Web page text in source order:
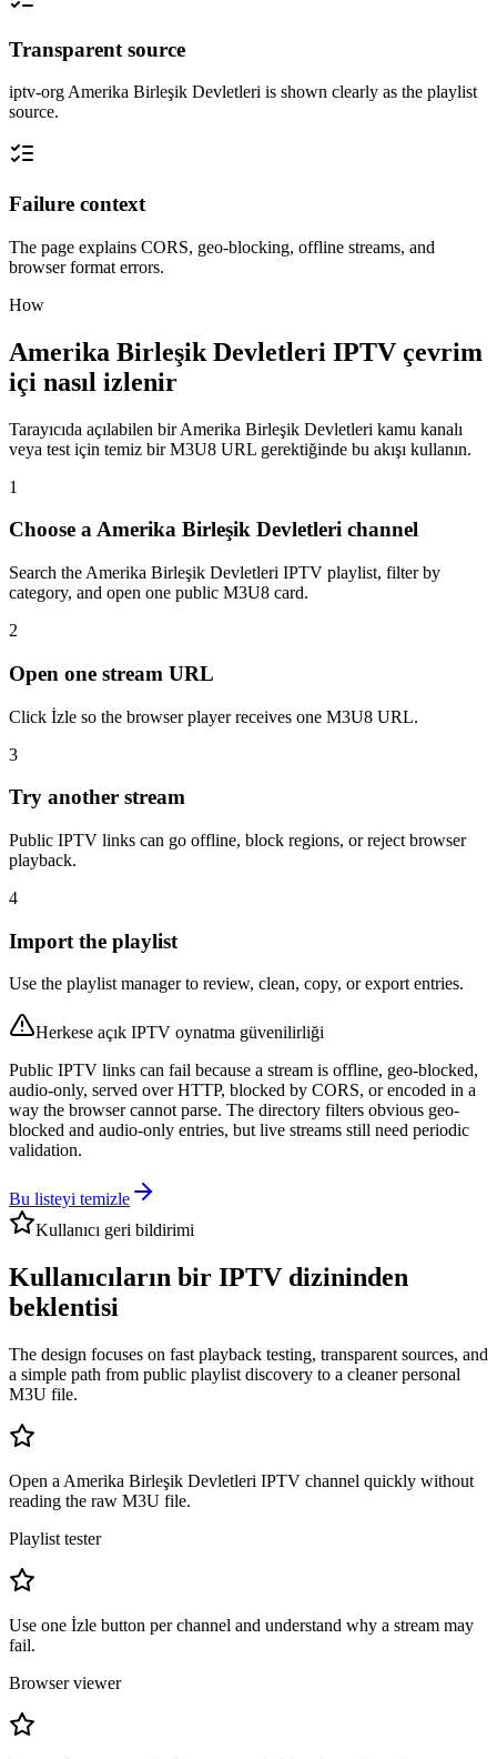
Transparent source
iptv-org Amerika Birleşik Devletleri is shown clearly as the playlist
source.
Failure context
The page explains CORS, geo-blocking, offline streams, and
browser format errors.
How
Amerika Birleşik Devletleri IPTV çevrim
içi nasıl izlenir
Tarayıcıda açılabilen bir Amerika Birleşik Devletleri kamu kanalı
veya test için temiz bir M3U8 URL gerektiğinde bu akışı kullanın.
1
Choose a Amerika Birleşik Devletleri channel
Search the Amerika Birleşik Devletleri IPTV playlist, filter by
category, and open one public M3U8 card.
2
Open one stream URL
Click İzle so the browser player receives one M3U8 URL.
3
Try another stream
Public IPTV links can go offline, block regions, or reject browser
playback.
4
Import the playlist
Use the playlist manager to review, clean, copy, or export entries.
Herkese açık IPTV oynatma güvenilirliği
Public IPTV links can fail because a stream is offline, geo-blocked,
audio-only, served over HTTP, blocked by CORS, or encoded in a
way the browser cannot parse. The directory filters obvious geo-
blocked and audio-only entries, but live streams still need periodic
validation.
Bu listeyi temizle
Kullanıcı geri bildirimi
Kullanıcıların bir IPTV dizininden
beklentisi
The design focuses on fast playback testing, transparent sources, and
a simple path from public playlist discovery to a cleaner personal
M3U file.
Open a Amerika Birleşik Devletleri IPTV channel quickly without
reading the raw M3U file.
Playlist tester
Use one İzle button per channel and understand why a stream may
fail.
Browser viewer